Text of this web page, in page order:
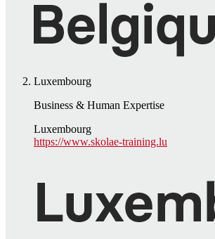
Luxembourg
Business & Human Expertise
Luxembourg
https://www.skolae-training.lu